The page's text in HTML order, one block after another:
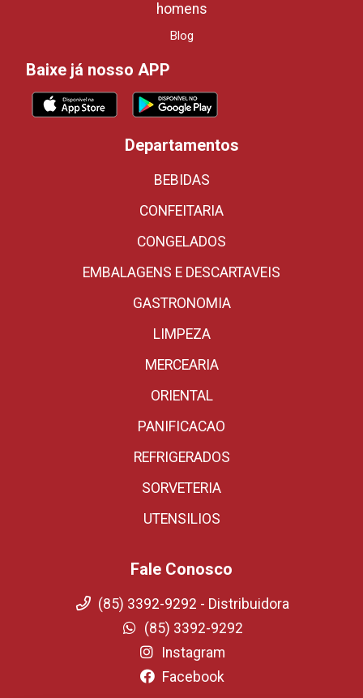
homens
Blog
Baixe já nosso APP
Departamentos
BEBIDAS
CONFEITARIA
CONGELADOS
EMBALAGENS E DESCARTAVEIS
GASTRONOMIA
LIMPEZA
MERCEARIA
ORIENTAL
PANIFICACAO
REFRIGERADOS
SORVETERIA
UTENSILIOS
Fale Conosco
(85) 3392-9292 - Distribuidora
(85) 3392-9292
Instagram
Facebook